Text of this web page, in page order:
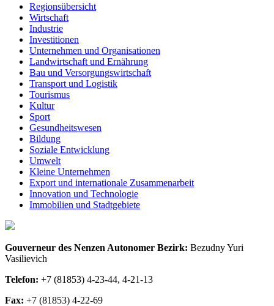
Regionsübersicht
Wirtschaft
Industrie
Investitionen
Unternehmen und Organisationen
Landwirtschaft und Ernährung
Bau und Versorgungswirtschaft
Transport und Logistik
Tourismus
Kultur
Sport
Gesundheitswesen
Bildung
Soziale Entwicklung
Umwelt
Kleine Unternehmen
Export und internationale Zusammenarbeit
Innovation und Technologie
Immobilien und Stadtgebiete
Gouverneur des Nenzen Autonomer Bezirk: Bezudny Yuri
Vasilievich
Telefon: +7 (81853) 4-23-44, 4-21-13
Fax: +7 (81853) 4-22-69